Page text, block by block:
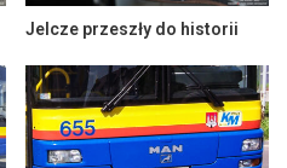
Jelcze przeszły do historii